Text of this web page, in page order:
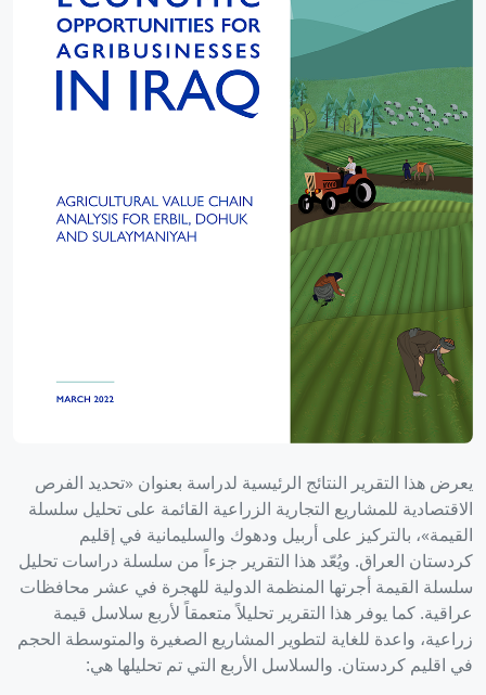
يعرض هذا التقرير النتائج الرئيسية لدراسة بعنوان «تحديد الفرص
الاقتصادية للمشاريع التجارية الزراعية القائمة على تحليل سلسلة
القيمة»، بالتركيز على أربيل ودهوك والسليمانية في إقليم
كردستان العراق. ويُعّد هذا التقرير جزءاً من سلسلة دراسات تحليل
سلسلة القيمة أجرتها المنظمة الدولية للهجرة في عشر محافظات
عراقية. كما يوفر هذا التقرير تحليلاً متعمقاً لأربع سلاسل قيمة
زراعية، واعدة للغاية لتطوير المشاريع الصغيرة والمتوسطة الحجم
في اقليم كردستان. والسلاسل الأربع التي تم تحليلها هي: